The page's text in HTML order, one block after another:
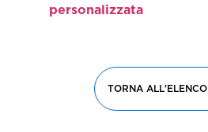
personalizzata
TORNA ALL'ELENCO